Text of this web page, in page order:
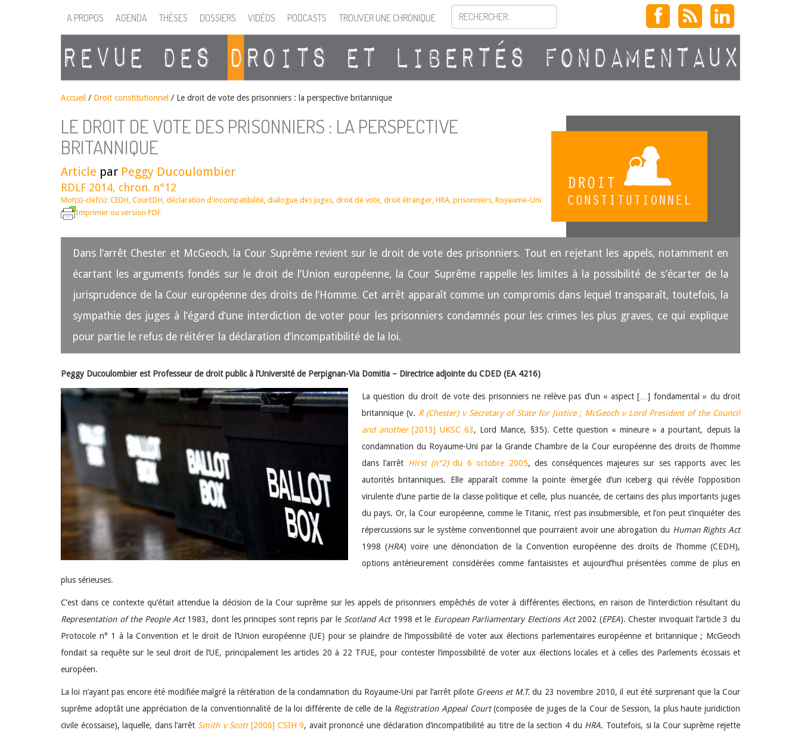
A PROPOS AGENDA THÈSES DOSSIERS VIDÉOS PODCASTS TROUVER UNE CHRONIQUE
Accueil / Droit constitutionnel / Le droit de vote des prisonniers : la perspective britannique
LE DROIT DE VOTE DES PRISONNIERS : LA PERSPECTIVE
BRITANNIQUE
Article par Peggy Ducoulombier
RDLF 2014, chron. n°12
Mot(s)-clef(s): CEDH CourEDH déclaration d'incompatibilité dialogue des juges droit de vote droit étranger HRA prisonniers Royaume-Uni
Imprimer ou version PDF
Dans l’arrêt Chester et McGeoch, la Cour Suprême revient sur le droit de vote des prisonniers. Tout en rejetant les appels, notamment en
écartant les arguments fondés sur le droit de l’Union européenne, la Cour Suprême rappelle les limites à la possibilité de s’écarter de la
jurisprudence de la Cour européenne des droits de l’Homme. Cet arrêt apparaît comme un compromis dans lequel transparaît, toutefois, la
sympathie des juges à l’égard d’une interdiction de voter pour les prisonniers condamnés pour les crimes les plus graves, ce qui explique
pour partie le refus de réitérer la déclaration d’incompatibilité de la loi.
Peggy Ducoulombier est Professeur de droit public à l’Université de Perpignan-Via Domitia – Directrice adjointe du CDED (EA 4216)
La question du droit de vote des prisonniers ne relève pas d’un « aspect […] fondamental » du droit
britannique (v. R (Chester) v Secretary of State for Justice; McGeoch v Lord President of the Council
and another[2013] UKSC 63, Lord Mance, §35). Cette question « mineure » a pourtant, depuis la
condamnation du Royaume-Uni par la Grande Chambre de la Cour européenne des droits de l’homme
dans l’arrêt Hirst (n°2)du 6 octobre 2005, des conséquences majeures sur ses rapports avec les
autorités britanniques. Elle apparaît comme la pointe émergée d’un iceberg qui révèle l’opposition
virulente d’une partie de la classe politique et celle, plus nuancée, de certains des plus importants juges
du pays. Or, la Cour européenne, comme le Titanic, n’est pas insubmersible, et l’on peut s’inquiéter des
répercussions sur le système conventionnel que pourraient avoir une abrogation du Human Rights Act
1998 (HRA) voire une dénonciation de la Convention européenne des droits de l’homme (CEDH),
options antérieurement considérées comme fantaisistes et aujourd’hui présentées comme de plus en
plus sérieuses.
C’est dans ce contexte qu’était attendue la décision de la Cour suprême sur les appels de prisonniers empêchés de voter à différentes élections, en raison de l’interdiction résultant du
Representation of the People Act1983, dont les principes sont repris par le Scotland Act1998 et le European Parliamentary Elections Act2002 (EPEA). Chester invoquait l’article 3 du
Protocole n° 1 à la Convention et le droit de l’Union européenne (UE) pour se plaindre de l’impossibilité de voter aux élections parlementaires européenne et britannique ; McGeoch
fondait sa requête sur le seul droit de l’UE, principalement les articles 20 à 22 TFUE, pour contester l’impossibilité de voter aux élections locales et à celles des Parlements écossais et
européen.
La loi n’ayant pas encore été modifiée malgré la réitération de la condamnation du Royaume-Uni par l’arrêt pilote Greens et M.T. du 23 novembre 2010, il eut été surprenant que la Cour
suprême adoptât une appréciation de la conventionnalité de la loi différente de celle de la Registration Appeal Court(composée de juges de la Cour de Session, la plus haute juridiction
civile écossaise), laquelle, dans l’arrêt Smith v Scott[2006] CSIH 9, avait prononcé une déclaration d’incompatibilité au titre de la section 4 du HRA. Toutefois, si la Cour suprême rejette